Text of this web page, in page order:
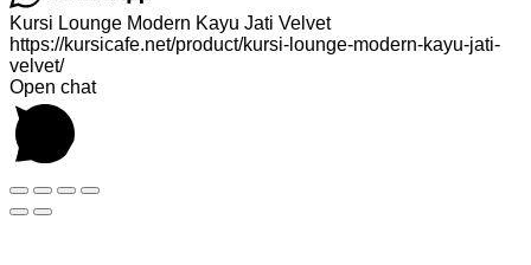
Kursi Lounge Modern Kayu Jati Velvet
https://kursicafe.net/product/kursi-lounge-modern-kayu-jati-
velvet/
Open chat